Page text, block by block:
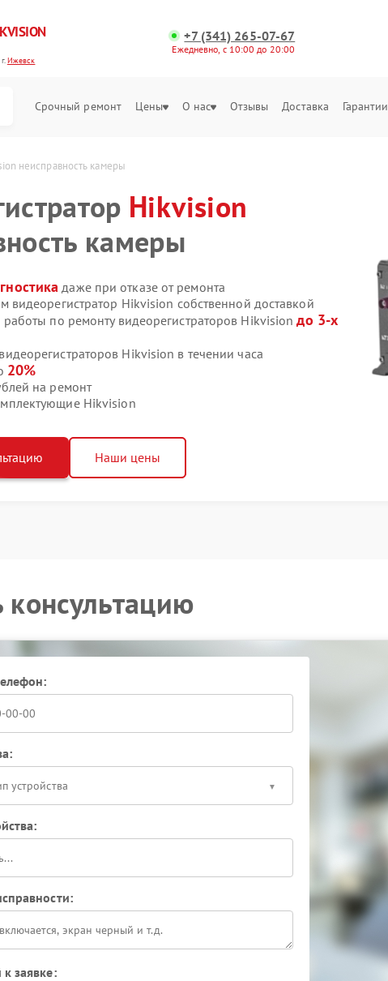
Ижевск
+7 (341) 265-07-67
Ежедневно, с 10:00 до 20:00
Срочный ремонт Цены О нас Отзывы Доставка Гарантии
неисправность камеры
Hikvision
камеры
даже при отказе от ремонта
видеорегистратор Hikvision собственной доставкой
работы по ремонту видеорегистраторов Hikvisionдо 3-х
Hikvision в течении часа
20%
на ремонт
Hikvision
Наши цены
консультацию
устройства
заявке: